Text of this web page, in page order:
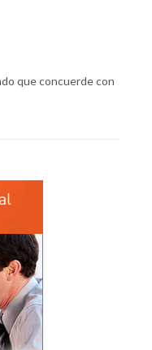
que concuerde con